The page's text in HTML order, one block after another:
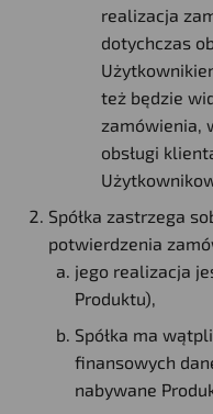
realizacja
dotychczas
też będzie
zamówienia,
obsługi
Spółka zastrzega
potwierdzenia
jego realizacja
Produktu),
Spółka ma
finansowych
nabywane